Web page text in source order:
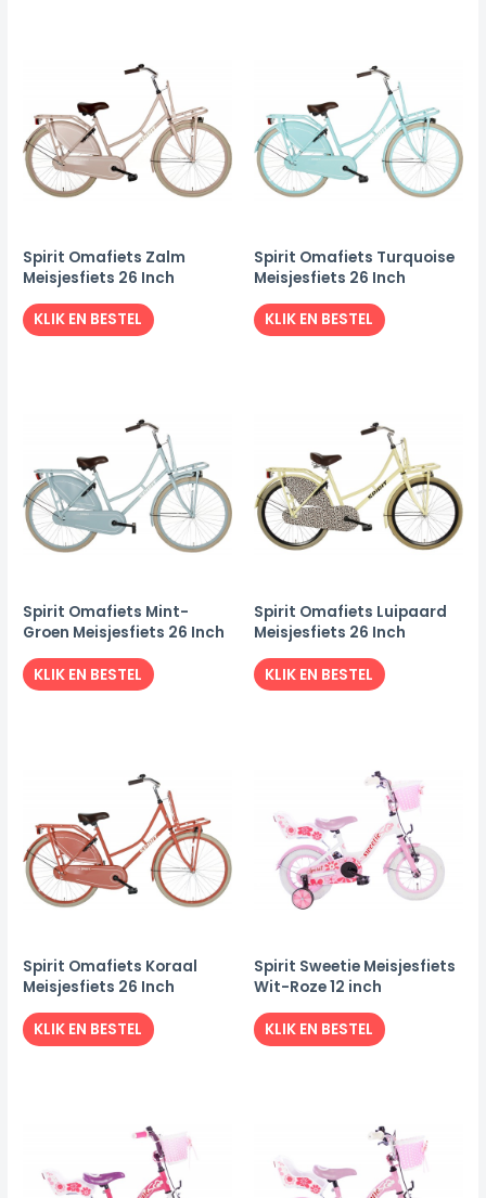
Spirit Omafiets Zalm
Meisjesfiets 26 Inch
KLIK EN BESTEL
Spirit Omafiets Turquoise
Meisjesfiets 26 Inch
KLIK EN BESTEL
Spirit Omafiets Mint-
Groen Meisjesfiets 26 Inch
KLIK EN BESTEL
Spirit Omafiets Luipaard
Meisjesfiets 26 Inch
KLIK EN BESTEL
Spirit Omafiets Koraal
Meisjesfiets 26 Inch
KLIK EN BESTEL
Spirit Sweetie Meisjesfiets
Wit-Roze 12 inch
KLIK EN BESTEL